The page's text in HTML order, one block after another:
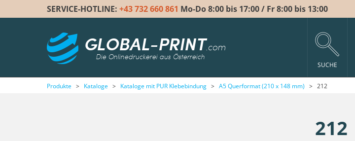
SERVICE-HOTLINE: +43 732 660 861 Mo-Do 8:00 bis 17:00 / Fr 8:00 bis 13:00
GLOBAL-PRINT.com
Die Onlinedruckerei aus Österreich
SUCHE
Produkte > Kataloge > Kataloge mit PUR Klebebindung > A5 Querformat (210 x 148 mm) > 212
212